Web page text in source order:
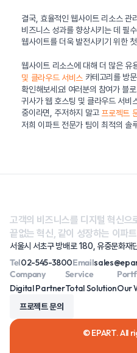
결국, 효율적인 웹사이트 리소스 관
비즈니스 성과를 향상시키는 데 필
웹사이트를 더욱 발전시키기 위한
웹사이트 리소스에 대해 더 많은 유
및 클라우드 서비스카테고리를 방
확인해보세요! 여러분의 참여가 블
귀사가 웹 호스팅 및 클라우드 서비
중이라면, 주저하지 말고 프로젝트
저희 이파트 전문가 팀이 최적의 솔
고객의 비즈니스를 디지털 혁신으
끝없는 혁신, 같이 성장하는 이파트
서울시 서초구 방배로 180, 유중문화
Tel02-545-3800Email
Company
Digital Partner
Service
Total SolutionOur
프로젝트 문의
© EPART. All